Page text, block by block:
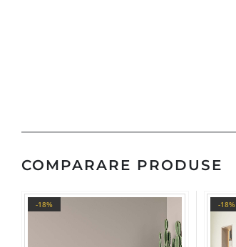
COMPARARE PRODUSE
-18% -18%